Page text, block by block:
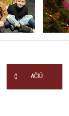
AČIŪ
0